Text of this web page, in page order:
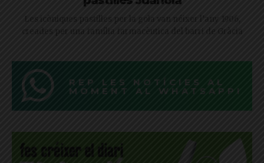
Les icòniques pastilles per la gola van néixer l’any 1906,
creades per una família farmacèutica del barri de Gràcia
REP LES NOTÍCIES AL
MOMENT AL WHATSAPP!